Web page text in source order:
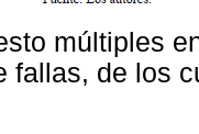
múltiples
fallas, de los